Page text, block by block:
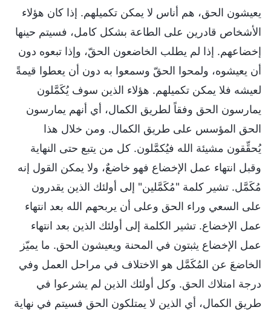
يعيشون الحق، هم أناس لا يمكن تكميلهم. إذا كان هؤلاء
الأشخاص قادرين على الطاعة بشكل كامل، فسيتم حينها
إخضاعهم. إذا لم يطلب الخاضعون الحقّ، وإذا تبعوه دون
أن يعيشوه، ولمحوا الحقّ وسمعوا به دون أن يعطوا قيمةً
لعيشه فلا يمكن تكميلهم. هؤلاء الذين سوف يُكَمَّلون
يمارسون الحق وفقاً لطريق الكمال، أي أنهم يمارسون
الحق المؤسس على طريق الكمال. ومن خلال هذا
يُحقِّقون مشيئة الله فيُكمَّلون. كل من يتبع حتى النهاية
وقبل انتهاء عمل الإخضاع فهو خاضعٌ، ولا يمكن القول إنه
مُكَمَّل. تشير كلمة "مُكَمَّلين" إلى أولئك الذين يقدرون
على السعي وراء الحق وعلى أن يربحهم الله بعد انتهاء
عمل الإخضاع. تشير الكلمة إلى أولئك الذين بعد انتهاء
عمل الإخضاع يثبتون في المحنة ويعيشون الحق. ما يميّز
الخاضعَ عن المُكَمَّل هو الاختلاف في مراحل العمل وفي
درجة امتلاك الحق. وكل أولئك الذين لم يشرعوا في
طريق الكمال، أي الذين لا يمتلكون الحق فسيتم في نهاية